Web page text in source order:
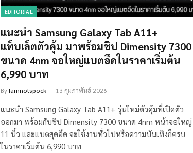
EDITORIAL
แนะนำ Samsung Galaxy Tab A11+
แท็บเล็ตตัวคุ้ม มาพร้อมชิป Dimensity 7300
ขนาด 4nm จอใหญ่แบตอึดในราคาเริ่มต้น
6,990 บาท
ByIamnotspock 13 กุมภาพันธ์ 2026
แนะนำ Samsung Galaxy Tab A11+ รุ่นใหม่ตัวคุ้มที่เปิดตัว
ออกมา พร้อมกับชิป Dimensity 7300 ขนาด 4nm หน้าจอใหญ่
11 นิ้ว และแบตสุดอึด จะใช้งานทั่วไปหรือความบันเทิงก็ครบ
ในราคาเริ่มต้น 6,990 บาท